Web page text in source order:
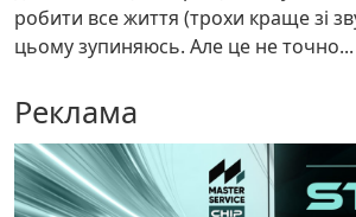
робити все життя (трохи краще зі
цьому зупиняюсь. Але це не точно...
Реклама